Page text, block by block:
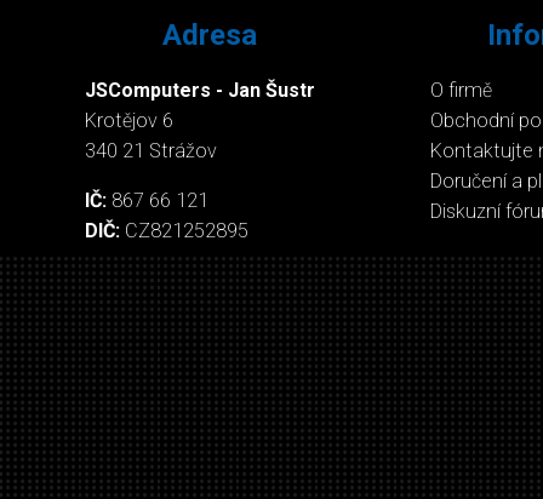
Adresa
JSComputers - Jan Šustr
Krotějov 6
340 21 Strážov
IČ: 867 66 121
DIČ: CZ821252895
O firmě
Obchodní
Kontaktujte
Doručení a
Diskuzní